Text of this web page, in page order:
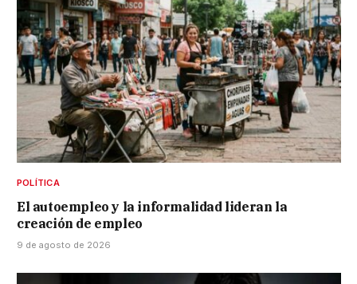
POLÍTICA
El autoempleo y la informalidad lideran la
creación de empleo
9 de agosto de 2026